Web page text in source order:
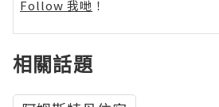
Follow 我哋 ！
相關話題